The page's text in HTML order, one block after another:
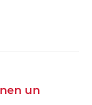
un